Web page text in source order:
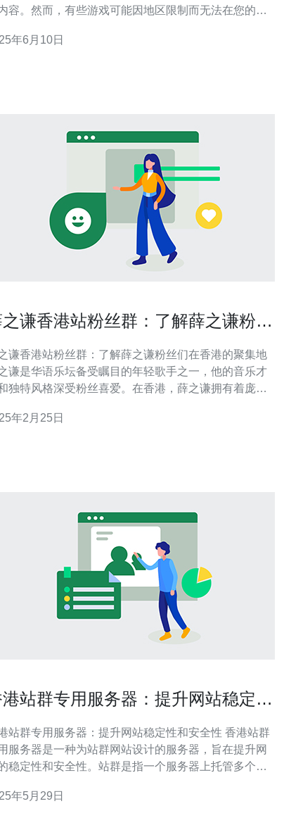
容。然而，有些游戏可能因地区限制而无法在您的
内容，让您尽情畅玩您喜爱的游戏。 DNS服务器
年6月10日
谦香港站粉丝群：了解薛之谦粉丝
谦香港站粉丝群：了解薛之谦粉丝们在香港的聚集地
谦是华语乐坛备受瞩目的年轻歌手之一，他的音乐才
独特风格深受粉丝喜爱。在香港，薛之谦拥有着庞大
谦在香港的粉丝群体以及他们的聚集地。 薛之谦在香
年2月25日
站群专用服务器：提升网站稳定性
站群专用服务器：提升网站稳定性和安全性 香港站群
服务器是一种为站群网站设计的服务器，旨在提升网
稳定性和安全性。站群是指一个服务器上托管多个网
下优势： 稳定性：通过独立资源分配和优化配
年5月29日